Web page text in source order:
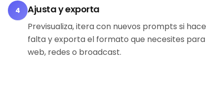
4 Ajusta y exporta
Previsualiza, itera con nuevos prompts si hace
falta y exporta el formato que necesites para
web, redes o broadcast.